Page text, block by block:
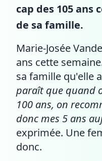
cap des 105 ans
de sa famille.
Marie-Josée
ans cette
sa famille qu'elle
paraît que quand
100 ans, on
donc mes 5 ans
exprimée. Une
donc.